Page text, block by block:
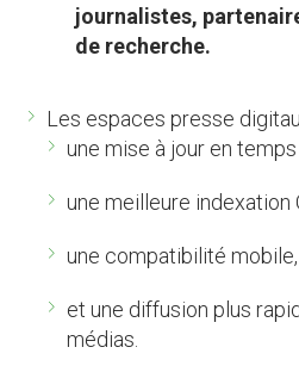
journalistes,
de recherche.
Les espaces presse
une mise à jour en
une meilleure indexation
une compatibilité mobile,
et une diffusion plus
médias.